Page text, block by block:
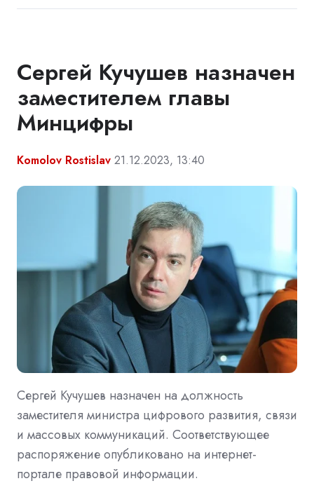
Сергей Кучушев назначен
заместителем главы
Минцифры
Komolov Rostislav 21.12.2023, 13:40
Сергей Кучушев назначен на должность
заместителя министра цифрового развития, связи
и массовых коммуникаций. Соответствующее
распоряжение опубликовано на интернет-
портале правовой информации.